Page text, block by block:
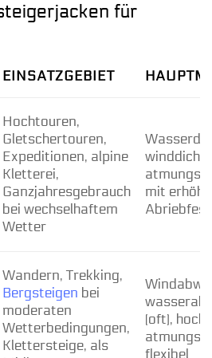
für
EINSATZGEBIET
Hochtouren,
Gletschertouren,
Expeditionen, alpine
Kletterei,
Ganzjahresgebrauch
bei wechselhaftem
Wetter
winddicht,
mit
Wandern, Trekking,
Bergsteigen bei
moderaten
Wetterbedingungen,
Klettersteige, als
(oft), hoch
flexibel